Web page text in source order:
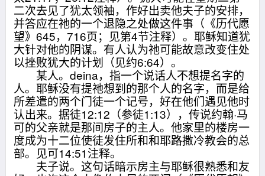
二次去见了犹太领袖，作好出卖他夫子的安排，
并答应在祂的一个退隐之处做这件事（《历代愿
望》645，716页；见第4节注释）。耶稣知道犹
大针对他的阴谋。有人认为祂可能故意改变住处
以挫败犹大的计划（见约6:64）。
某人。deina，指一个说话人不想提名字的
人。耶稣没有提祂想到的那个人的名字，而是给
所差遣的两个门徒一个记号，好在他们遇见他时
认出来。据徒12:12（参徒1:13），传说约翰·马
可的父亲就是那间房子的主人。他家里的楼房一
度成为十二位使徒发住所和和耶路撒冷教会的总
部。见可14:51注释。
夫子说。这句话暗示房主与耶稣很熟悉和友